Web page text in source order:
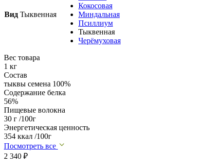
Вид Тыквенная
Кокосовая
Миндальная
Псиллиум
Тыквенная
Черёмуховая
Вес товара
1 кг
Состав
тыквы семена 100%
Содержание белка
56%
Пищевые волокна
30 г /100г
Энергетическая ценность
354 ккал /100г
Посмотреть все
2 340 ₽